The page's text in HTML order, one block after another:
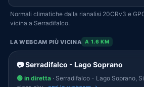
Normali climatiche dalla rianalisi 20CRv3 e
vicina a Serradifalco.
LA WEBCAM PIÙ VICINA A 1.6 KM
📷 Serradifalco - Lago Soprano
🟢 in diretta · Serradifalco - Lago Soprano,